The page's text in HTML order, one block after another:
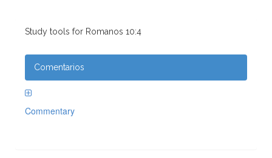
Study tools for Romanos 10:4
Comentarios
Commentary